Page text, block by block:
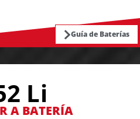
Guía de Baterías
Li
A BATERÍA